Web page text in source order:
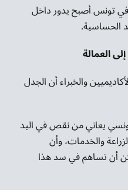
تونس أصبح يدور داخل
الحساسية.
العمالة
والخبراء أن الجدل
يعاني من نقص في اليد
والخدمات، وأن
أن تساهم في سد هذا